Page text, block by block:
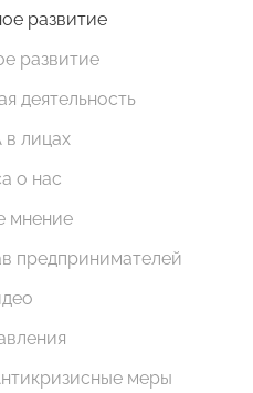
развитие
развитие
деятельность
лицах
о нас
мнение
предпринимателей
меры